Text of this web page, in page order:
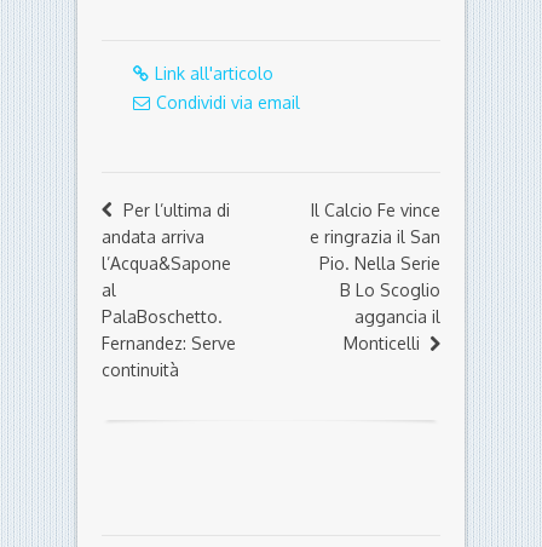
Link all'articolo
Condividi via email
Per l’ultima di
andata arriva
l’Acqua&Sapone
al
PalaBoschetto.
Fernandez: Serve
continuità
Il Calcio Fe vince
e ringrazia il San
Pio. Nella Serie
B Lo Scoglio
aggancia il
Monticelli